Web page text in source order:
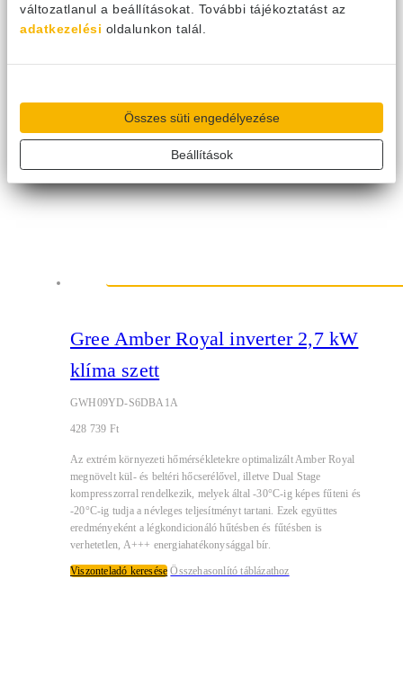
változatlanul a beállításokat. További tájékoztatást az
adatkezelési oldalunkon talál.
Összes süti engedélyezése
Beállítások
Gree Amber Royal inverter 2,7 kW
klíma szett
GWH09YD-S6DBA1A
428 739 Ft
Az extrém környezeti hőmérsékletekre optimalizált Amber Royal
megnövelt kül- és beltéri hőcserélővel, illetve Dual Stage
kompresszorral rendelkezik, melyek által -30°C-ig képes fűteni és
-20°C-ig tudja a névleges teljesítményt tartani. Ezek együttes
eredményeként a légkondicionáló hűtésben és fűtésben is
verhetetlen, A+++ energiahatékonysággal bír.
Viszonteladó keresése Összehasonlító táblázathoz